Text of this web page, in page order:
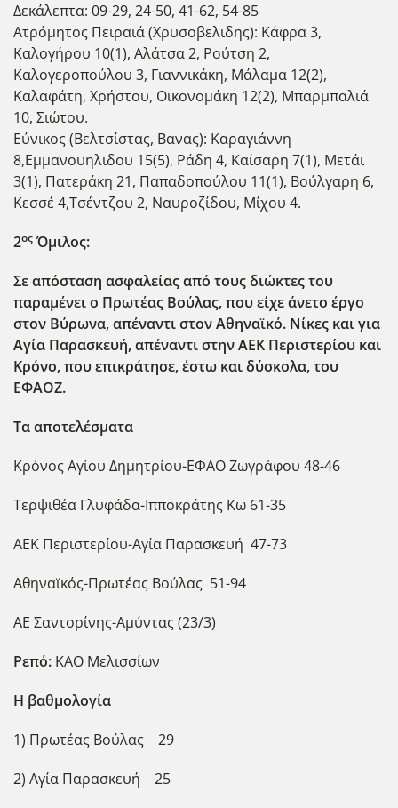
Δεκάλεπτα: 09-29, 24-50, 41-62, 54-85
Ατρόμητος Πειραιά (Χρυσοβελιδης): Κάφρα 3,
Καλογήρου 10(1), Αλάτσα 2, Ρούτση 2,
Καλογεροπούλου 3, Γιαννικάκη, Μάλαμα 12(2),
Καλαφάτη, Χρήστου, Οικονομάκη 12(2), Μπαρμπαλιά
10, Σιώτου.
Εύνικος (Βελτσίστας, Βανας): Καραγιάννη
8,Εμμανουηλιδου 15(5), Ράδη 4, Καίσαρη 7(1), Μετάι
3(1), Πατεράκη 21, Παπαδοπούλου 11(1), Βούλγαρη 6,
Κεσσέ 4,Τσέντζου 2, Ναυροζίδου, Μίχου 4.
2ος Όμιλος:
Σε απόσταση ασφαλείας από τους διώκτες του
παραμένει ο Πρωτέας Βούλας, που είχε άνετο έργο
στον Βύρωνα, απέναντι στον Αθηναϊκό. Νίκες και για
Αγία Παρασκευή, απέναντι στην ΑΕΚ Περιστερίου και
Κρόνο, που επικράτησε, έστω και δύσκολα, του
ΕΦΑΟΖ.
Τα αποτελέσματα
Κρόνος Αγίου Δημητρίου-ΕΦΑΟ Ζωγράφου 48-46
Τερψιθέα Γλυφάδα-Ιπποκράτης Κω 61-35
ΑΕΚ Περιστερίου-Αγία Παρασκευή 47-73
Αθηναϊκός-Πρωτέας Βούλας 51-94
ΑΕ Σαντορίνης-Αμύντας (23/3)
Ρεπό: ΚΑΟ Μελισσίων
Η βαθμολογία
1) Πρωτέας Βούλας 29
2) Αγία Παρασκευή 25